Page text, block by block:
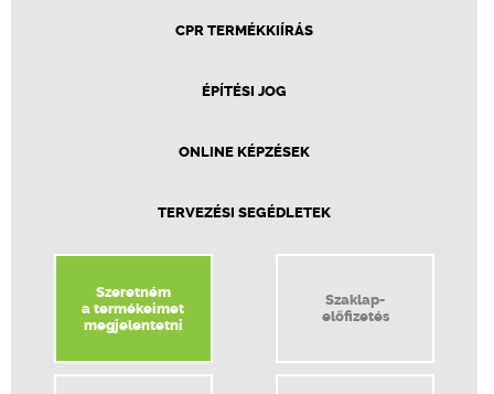
CPR TERMÉKKIÍRÁS
ÉPÍTÉSI JOG
ONLINE KÉPZÉSEK
TERVEZÉSI SEGÉDLETEK
Szeretném
a termékeimet
megjelentetni
Szaklap-
előfizetés